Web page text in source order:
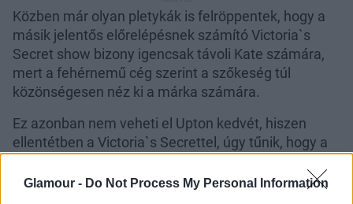
Glamour - Do Not Process My Personal Information
Közben már olyan pletykák is felröppentek, hogy a
másik jelentős előrelépésnek számító Victoria`s
Secret show bizony igencsak távoli Kate számára,
mert a fehérnemű cég szerint a szőkeség túl
közönségesen néz ki a márka számára.
Ez azonban nem veheti el Upton kedvét, hiszen
ellentétben a Victoria`s Secrettel, úgy tűnik, hogy a
Már szerepelt az Esquire, illetve a GQ